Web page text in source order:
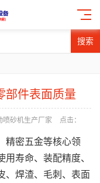
搜索
部件表面质量
喷砂机生产厂家 点击：
精密五金等核心领
用寿命、装配精度、
、焊渣、毛刺、表面